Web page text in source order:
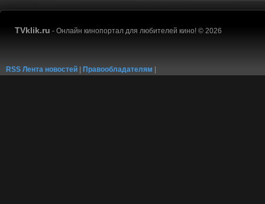
TVklik.ru - Онлайн кинопортал для любителей кино! © 2026
RSS Лента новостей Правообладателям